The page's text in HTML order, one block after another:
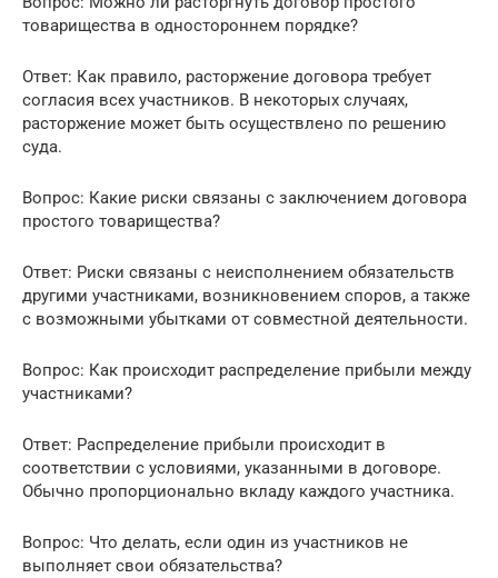
товарищества в одностороннем порядке?
Ответ: Как правило, расторжение договора требует
согласия всех участников. В некоторых случаях,
расторжение может быть осуществлено по решению
суда.
Вопрос: Какие риски связаны с заключением договора
простого товарищества?
Ответ: Риски связаны с неисполнением обязательств
другими участниками, возникновением споров, а также
с возможными убытками от совместной деятельности.
Вопрос: Как происходит распределение прибыли между
участниками?
Ответ: Распределение прибыли происходит в
соответствии с условиями, указанными в договоре.
Обычно пропорционально вкладу каждого участника.
Вопрос: Что делать, если один из участников не
выполняет свои обязательства?